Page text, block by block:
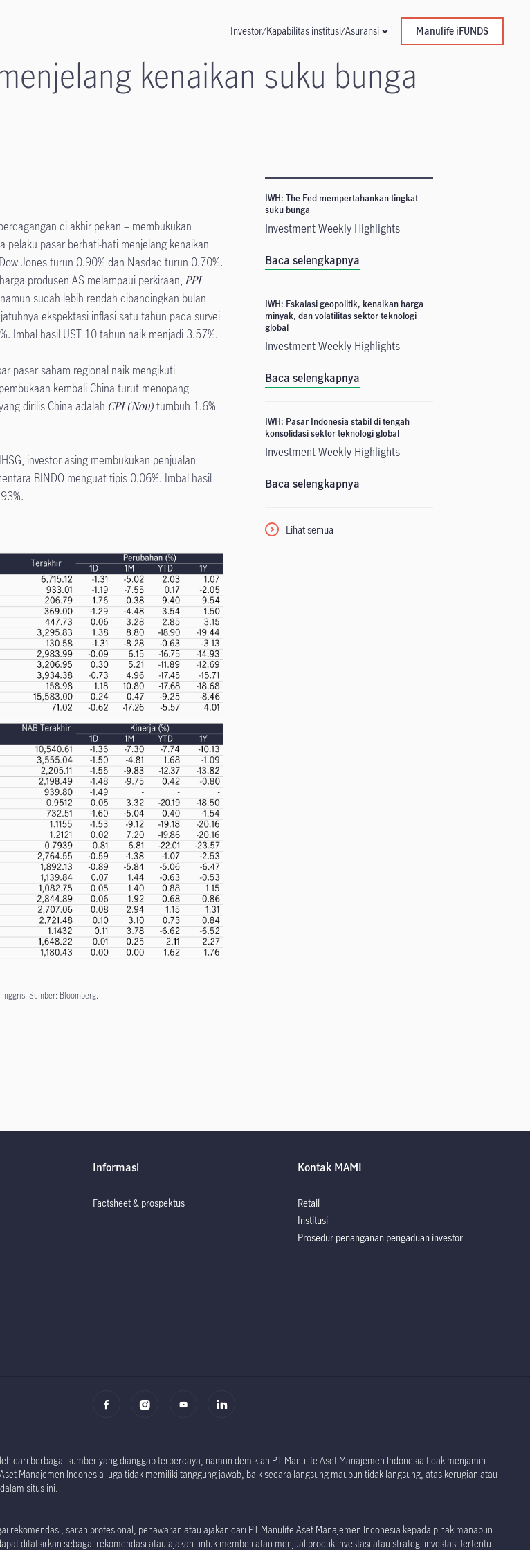
Investor/Kapabilitas institusi/Asuransi Manulife iFUNDS
kenaikan suku bunga
di akhir pekan – membukukan
pelaku pasar berhati-hati menjelang kenaikan
Jones turun 0.90% dan Nasdaq turun 0.70%.
produsen AS melampaui perkiraan,PPI
sudah lebih rendah dibandingkan bulan
ekspektasi inflasi satu tahun pada survei
Imbal hasil UST 10 tahun naik menjadi 3.57%.
pasar saham regional naik mengikuti
kembali China turut menopang
dirilis China adalah CPI (Nov)tumbuh 1.6%
investor asing membukukan penjualan
BINDO menguat tipis 0.06%. Imbal hasil
IWH: The Fed mempertahankan tingkat
suku bunga
Investment Weekly Highlights
Baca selengkapnya
IWH: Eskalasi geopolitik, kenaikan harga
minyak, dan volatilitas sektor teknologi
global
Investment Weekly Highlights
Baca selengkapnya
IWH: Pasar Indonesia stabil di tengah
konsolidasi sektor teknologi global
Investment Weekly Highlights
Baca selengkapnya
Lihat semua
Sumber: Bloomberg.
Informasi
Factsheet & prospektus
Kontak MAMI
Retail
Institusi
Prosedur penanganan pengaduan investor
dari berbagai sumber yang dianggap terpercaya, namun demikian PT Manulife Aset Manajemen Indonesia tidak menjamin
Manajemen Indonesia juga tidak memiliki tanggung jawab, baik secara langsung maupun tidak langsung, atas kerugian atau
situs ini.
saran profesional, penawaran atau ajakan dari PT Manulife Aset Manajemen Indonesia kepada pihak manapun
ditafsirkan sebagai rekomendasi atau ajakan untuk membeli atau menjual produk investasi atau strategi investasi tertentu.